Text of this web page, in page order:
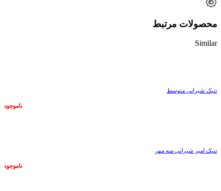
محصولات مرتبط
Similar
تنبک شیرانی متوسط
ناموجود
تنبک امیر شیرانی سه مهر
ناموجود